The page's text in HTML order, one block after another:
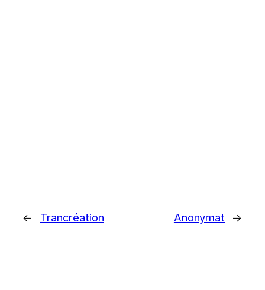
← Trancréation Anonymat →